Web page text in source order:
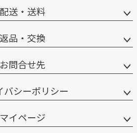
配送・送料
返品・交換
お問合せ先
バシーポリシー
マイページ